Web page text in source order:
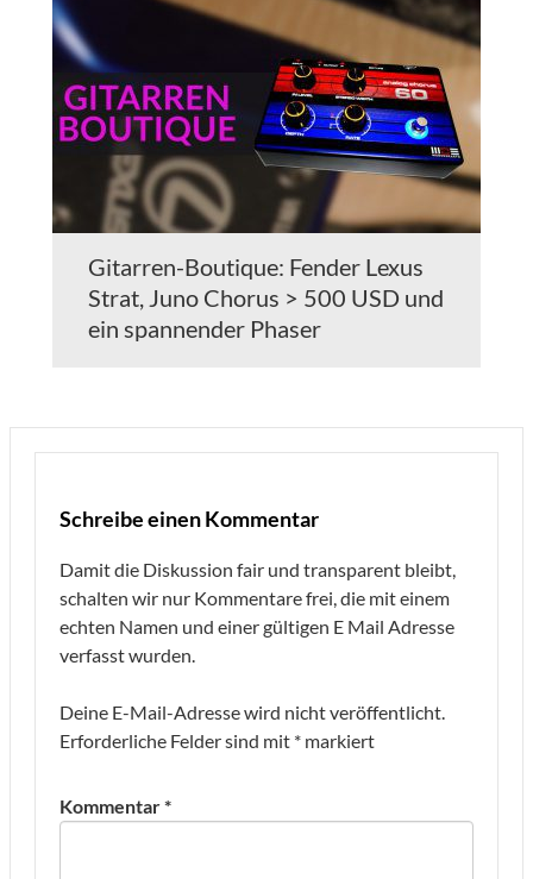
Gitarren-Boutique: Fender Lexus
Strat, Juno Chorus > 500 USD und
ein spannender Phaser
Schreibe einen Kommentar
Damit die Diskussion fair und transparent bleibt,
schalten wir nur Kommentare frei, die mit einem
echten Namen und einer gültigen E Mail Adresse
verfasst wurden.
Deine E-Mail-Adresse wird nicht veröffentlicht.
Erforderliche Felder sind mit * markiert
Kommentar*